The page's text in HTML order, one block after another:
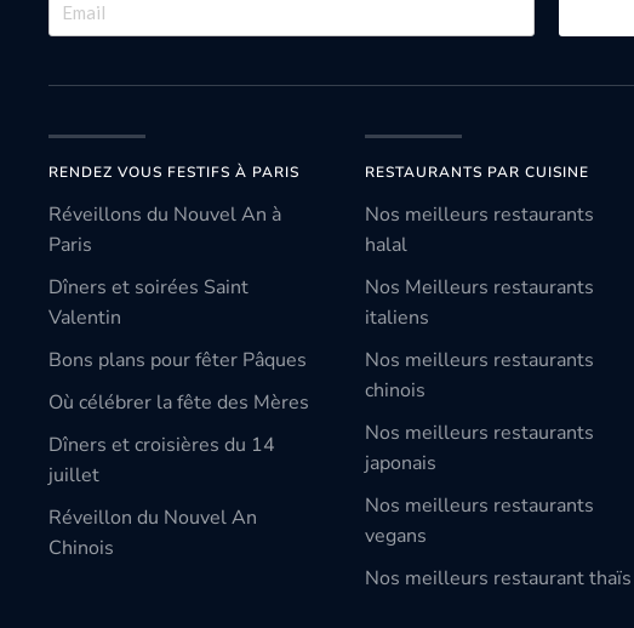
RENDEZ VOUS FESTIFS À PARIS
Réveillons du Nouvel An à
Paris
Dîners et soirées Saint
Valentin
Bons plans pour fêter Pâques
Où célébrer la fête des Mères
Dîners et croisières du 14
juillet
Réveillon du Nouvel An
Chinois
RESTAURANTS PAR CUISINE
Nos meilleurs restaurants
halal
Nos Meilleurs restaurants
italiens
Nos meilleurs restaurants
chinois
Nos meilleurs restaurants
japonais
Nos meilleurs restaurants
vegans
Nos meilleurs restaurant thaïs